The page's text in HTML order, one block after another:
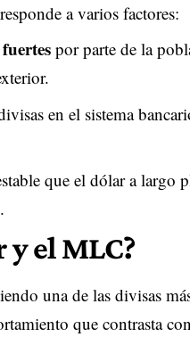
responde a varios factores:
por parte de la
en el sistema
que el dólar a largo
y el MLC?
una de las divisas
que contrasta